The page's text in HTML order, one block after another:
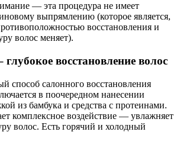
— эта процедура не имеет
выпрямлению (которое является,
восстановления и
волос меняет).
глубокое восстановление волос
способ салонного восстановления
в поочередном нанесении
из бамбука и средства с протеинами.
комплексное воздействие — увлажняет
волос. Есть горячий и холодный